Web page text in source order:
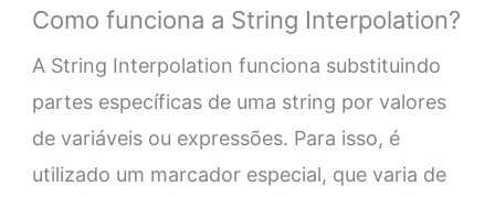
Como funciona a String Interpolation?
A String Interpolation funciona substituindo
partes específicas de uma string por valores
de variáveis ou expressões. Para isso, é
utilizado um marcador especial, que varia de